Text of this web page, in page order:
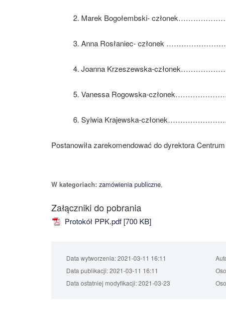
Marek Bogołembski-
Anna Rosłaniec- członek
Joanna Krzeszewska-
Vanessa Rogowska-
Sylwia Krajewska-
Postanowiła zarekomendować do dyrektora
W kategoriach: zamówienia publiczne,
Załączniki do pobrania
Protokół PPK.pdf [700 KB]
Data wytworzenia:2021-03-11 16:11
Data publikacji:2021-03-11 16:11
Data ostatniej modyfikacji:2021-03-23